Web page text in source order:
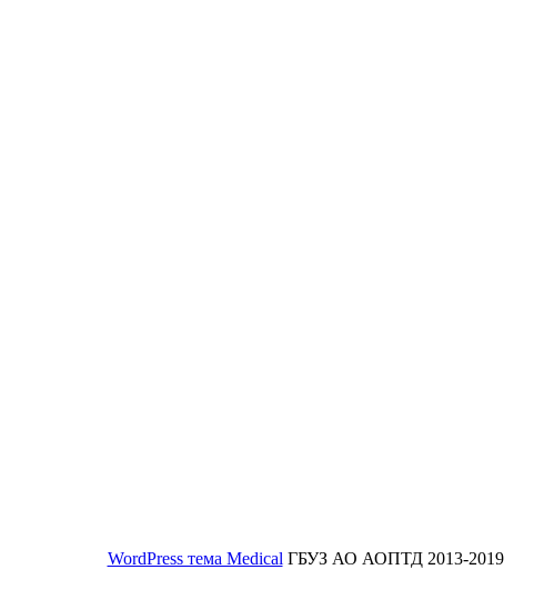
WordPress тема Medical ГБУЗ АО АОПТД 2013-2019